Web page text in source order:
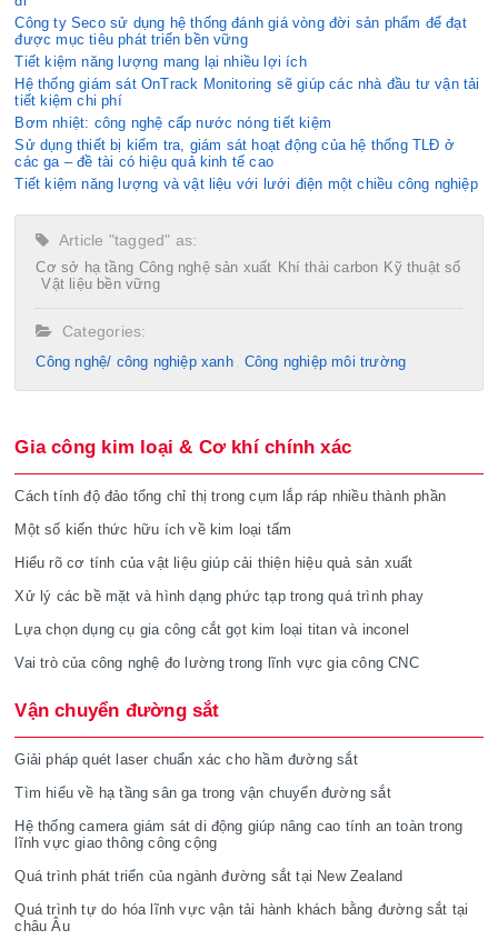
Công ty Seco sử dụng hệ thống đánh giá vòng đời sản phẩm để đạt
được mục tiêu phát triển bền vững
Tiết kiệm năng lượng mang lại nhiều lợi ích
Hệ thống giám sát OnTrack Monitoring sẽ giúp các nhà đầu tư vận tải
tiết kiệm chi phí
Bơm nhiệt: công nghệ cấp nước nóng tiết kiệm
Sử dụng thiết bị kiểm tra, giám sát hoạt động của hệ thống TLÐ ở
các ga – đề tài có hiệu quả kinh tế cao
Tiết kiệm năng lượng và vật liệu với lưới điện một chiều công nghiệp
Article "tagged" as:
Cơ sở hạ tầng Công nghệ sản xuất Khí thải carbon Kỹ thuật số
Vật liệu bền vững
Categories:
Công nghệ/ công nghiệp xanh Công nghiệp môi trường
Gia công kim loại & Cơ khí chính xác
Cách tính độ đảo tổng chỉ thị trong cụm lắp ráp nhiều thành phần
Một số kiến thức hữu ích về kim loại tấm
Hiểu rõ cơ tính của vật liệu giúp cải thiện hiệu quả sản xuất
Xử lý các bề mặt và hình dạng phức tạp trong quá trình phay
Lựa chọn dụng cụ gia công cắt gọt kim loại titan và inconel
Vai trò của công nghệ đo lường trong lĩnh vực gia công CNC
Vận chuyển đường sắt
Giải pháp quét laser chuẩn xác cho hầm đường sắt
Tìm hiểu về hạ tầng sân ga trong vận chuyển đường sắt
Hệ thống camera giám sát di động giúp nâng cao tính an toàn trong
lĩnh vực giao thông công cộng
Quá trình phát triển của ngành đường sắt tại New Zealand
Quá trình tự do hóa lĩnh vực vận tải hành khách bằng đường sắt tại
châu Âu